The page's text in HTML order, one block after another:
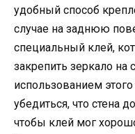
удобный способ
случае на заднюю
специальный клей,
закрепить зеркало на
использованием
убедиться, что стена
чтобы клей мог